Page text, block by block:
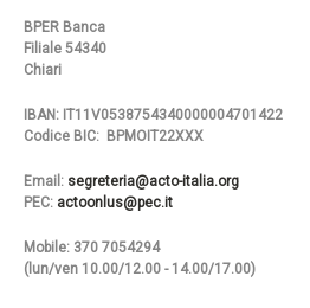
BPER Banca
Filiale 54340
Chiari
IBAN: IT11V0538754340000004701422
Codice BIC: BPMOIT22XXX
Email: segreteria@acto-italia.org
PEC: actoonlus@pec.it
Mobile: 370 7054294
(lun/ven 10.00/12.00 - 14.00/17.00)